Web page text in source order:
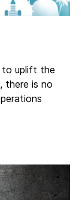
to uplift the
there is no